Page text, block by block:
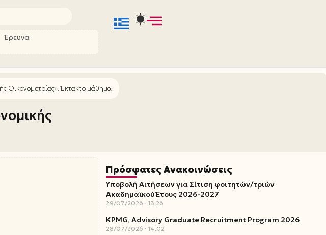
Έρευνα
Οικονομετρίας», Έκτακτο μάθημα
Πρόσφατες Ανακοινώσεις
Υποβολή Αιτήσεων για Σίτιση φοιτητών/τριών
Ακαδημαϊκού Έτους 2026-2027
29/07/2026 13:26
KPMG, Advisory Graduate Recruitment Program 2026
28/07/2026 14:02